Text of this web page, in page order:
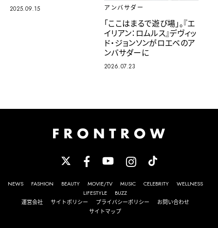
2025.09.15 アンバサダー
「ここはまるで遊び場」。『エ
イリアン：ロムルス』デヴィッ
ド・ジョンソンがロエベのア
ンバサダーに
2026.07.23
NEWS FASHION BEAUTY MOVIE/TV MUSIC CELEBRITY
WELLNESS
LIFESTYLE
BUZZ
運営会社
サイトポリシー プライバシーポリシー
お問い合わせ
サイトマップ